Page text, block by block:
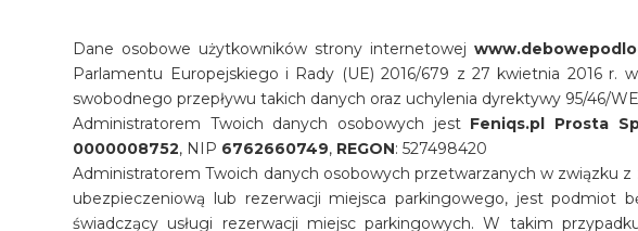
Dane osobowe użytkowników strony internetowej
Parlamentu Europejskiego i Rady (UE) 2016/679 z 27 kwietnia 2016
swobodnego przepływu takich danych oraz uchylenia dyrektywy 95/46/
Administratorem Twoich danych osobowych jest Feniqs.pl Prosta
0000008752, NIP 6762660749, REGON: 527498420
Administratorem Twoich danych osobowych przetwarzanych w związku
ubezpieczeniową lub rezerwacji miejsca parkingowego, jest podmiot
świadczący usługi rezerwacji miejsc parkingowych. W takim